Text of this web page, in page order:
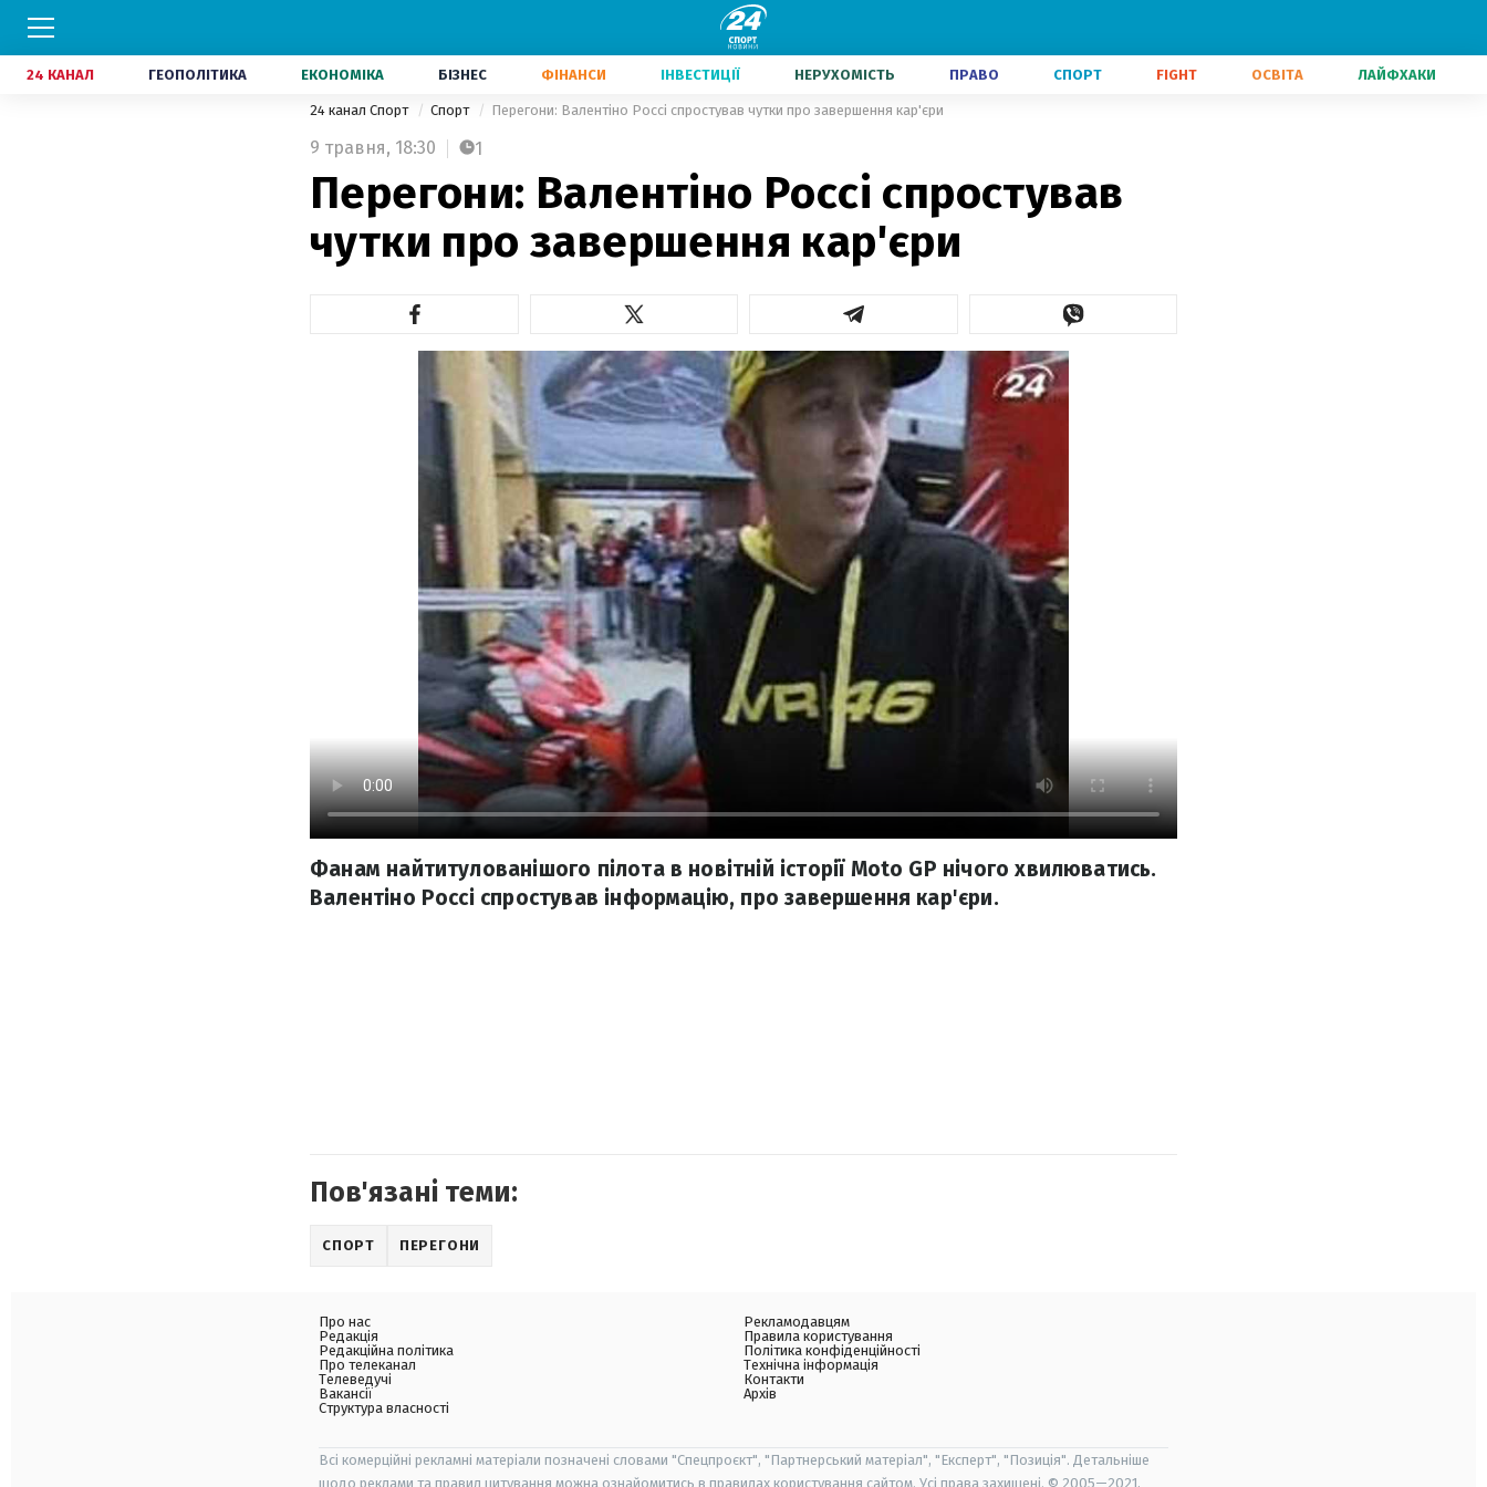
24 КАНАЛ ГЕОПОЛІТИКА ЕКОНОМІКА БІЗНЕС ФІНАНСИ ІНВЕСТИЦІЇ НЕРУХОМІСТЬ ПРАВО СПОРТ FIGHT ОСВІТА ЛАЙФХАКИ
24 канал Спорт Спорт Перегони: Валентіно Россі спростував чутки про завершення кар'єри
9 травня, 18:30 1
Перегони: Валентіно Россі спростував
чутки про завершення кар'єри
Фанам найтитулованішого пілота в новітній історії Moto GP нічого хвилюватись.
Валентіно Россі спростував інформацію, про завершення кар'єри.
Пов'язані теми:
СПОРТ ПЕРЕГОНИ
Про нас
Редакція
Редакційна політика
Про телеканал
Телеведучі
Вакансії
Структура власності
Рекламодавцям
Правила користування
Політика конфіденційності
Технічна інформація
Контакти
Архів
Всі комерційні рекламні матеріали позначені словами "Спецпроєкт", "Партнерський матеріал", "Експерт", "Позиція". Детальніше
щодо реклами та правил цитування можна ознайомитись в правилах користування сайтом. Усі права захищені. © 2005—2021,